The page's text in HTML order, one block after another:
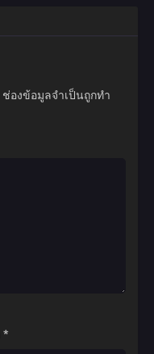
ทุกคนที่เข้าขัดขวาง ยอด
บฟ้า จนกลายเป็นที่รู้จักใน
ป็นและความตาย แม้กระ
ช่องข้อมูลจำเป็นถูกทำ
*